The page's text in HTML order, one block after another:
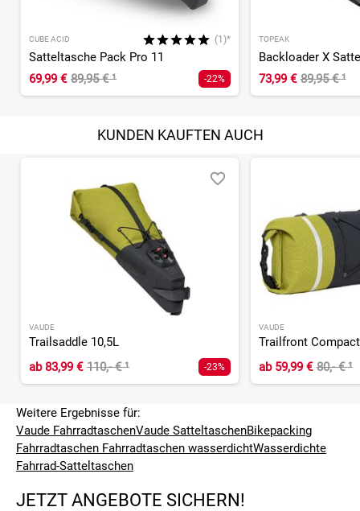
CUBE ACID (1)*
Satteltasche Pack Pro 11
69,99 € 89,95 €¹ -22%
TOPEAK
Backloader X
73,99 € 89,95 €¹
KUNDEN KAUFTEN AUCH
VAUDE
Trailsaddle 10,5L
ab83,99 € 110,- €¹ -23%
VAUDE
Trailfront
ab59,99 € 80,- €¹
Weitere Ergebnisse für:
Vaude FahrradtaschenVaude SatteltaschenBikepacking
Fahrradtaschen Fahrradtaschen wasserdichtWasserdichte
Fahrrad-Satteltaschen
JETZT ANGEBOTE SICHERN!